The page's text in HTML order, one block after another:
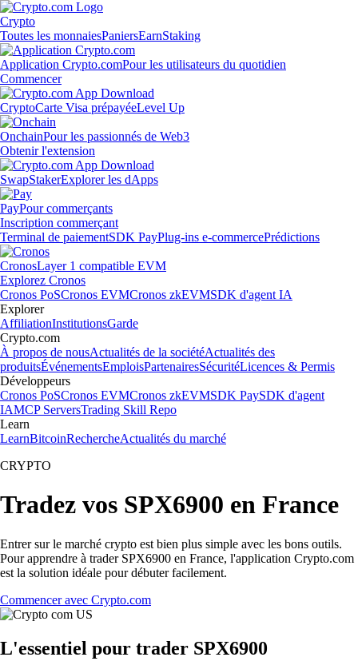
Crypto
Toutes les monnaiesPaniersEarnStaking
Application Crypto.comPour les utilisateurs du quotidien
Commencer
CryptoCarte Visa prépayéeLevel Up
OnchainPour les passionnés de Web3
Obtenir l'extension
SwapStakerExplorer les dApps
PayPour commerçants
Inscription commerçant
Terminal de paiementSDK PayPlug-ins e-commercePrédictions
CronosLayer 1 compatible EVM
Explorez Cronos
Cronos PoSCronos EVMCronos zkEVMSDK d'agent IA
Explorer
AffiliationInstitutionsGarde
Crypto.com
À propos de nousActualités de la sociétéActualités des
produitsÉvénementsEmploisPartenairesSécuritéLicences & Permis
Développeurs
Cronos PoSCronos EVMCronos zkEVMSDK PaySDK d'agent
IAMCP ServersTrading Skill Repo
Learn
LearnBitcoinRechercheActualités du marché
CRYPTO
Tradez vos SPX6900 en France
Entrer sur le marché crypto est bien plus simple avec les bons outils.
Pour apprendre à trader SPX6900 en France, l'application Crypto.com
est la solution idéale pour débuter facilement.
Commencer avec Crypto.com
L'essentiel pour trader SPX6900